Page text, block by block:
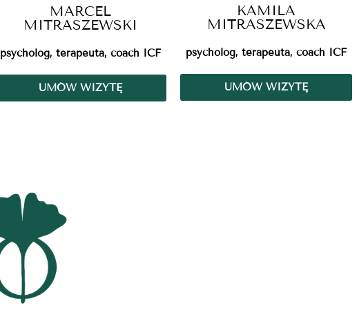
MARCEL
MITRASZEWSKI
psycholog, terapeuta, coach ICF
UMÓW WIZYTĘ
KAMILA
MITRASZEWSKA
psycholog, terapeuta, coach ICF
UMÓW WIZYTĘ